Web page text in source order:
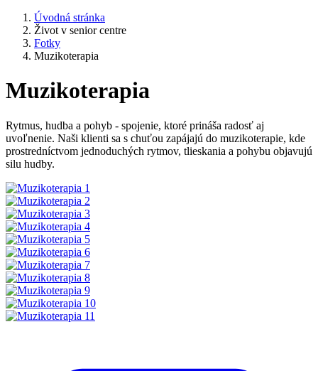
Úvodná stránka
Život v senior centre
Fotky
Muzikoterapia
Muzikoterapia
Rytmus, hudba a pohyb - spojenie, ktoré prináša radosť aj
uvoľnenie. Naši klienti sa s chuťou zapájajú do muzikoterapie, kde
prostredníctvom jednoduchých rytmov, tlieskania a pohybu objavujú
silu hudby.